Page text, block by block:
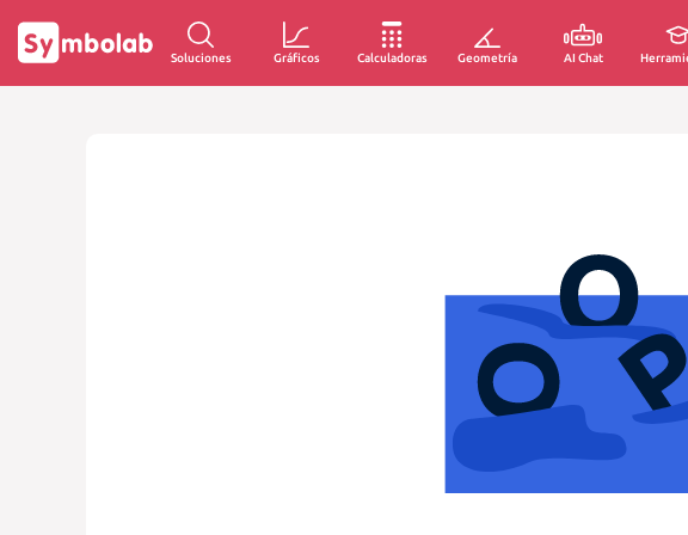
Soluciones Gráficos Calculadoras Geometría AI Chat